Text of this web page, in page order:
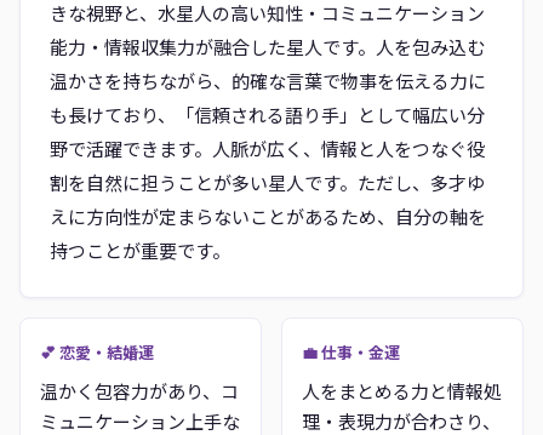
きな視野と、水星人の高い知性・コミュニケーション
能力・情報収集力が融合した星人です。人を包み込む
温かさを持ちながら、的確な言葉で物事を伝える力に
も長けており、「信頼される語り手」として幅広い分
野で活躍できます。人脈が広く、情報と人をつなぐ役
割を自然に担うことが多い星人です。ただし、多才ゆ
えに方向性が定まらないことがあるため、自分の軸を
持つことが重要です。
💕 恋愛・結婚運
温かく包容力があり、コ
ミュニケーション上手な
💼 仕事・金運
人をまとめる力と情報処
理・表現力が合わさり、